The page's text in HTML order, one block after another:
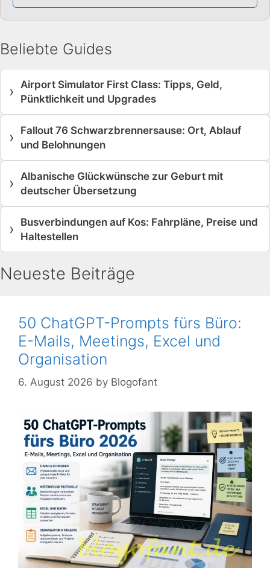
Beliebte Guides
›
Airport Simulator First Class: Tipps, Geld,
Pünktlichkeit und Upgrades
›
Fallout 76 Schwarzbrennersause: Ort, Ablauf
und Belohnungen
›
Albanische Glückwünsche zur Geburt mit
deutscher Übersetzung
›
Busverbindungen auf Kos: Fahrpläne, Preise und
Haltestellen
Neueste Beiträge
50 ChatGPT-Prompts fürs Büro:
E-Mails, Meetings, Excel und
Organisation
6. August 2026 by Blogofant